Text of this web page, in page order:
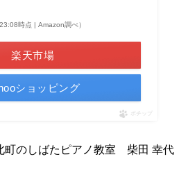
時点 | Amazon調べ）
楽天市場
ショッピング
ポチップ
町のしばたピアノ教室 柴田 幸代